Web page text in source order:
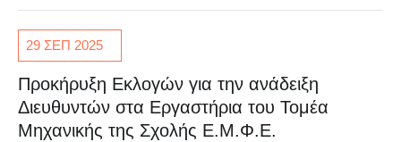
29 ΣΕΠ 2025
Προκήρυξη Εκλογών για την ανάδειξη
Διευθυντών στα Εργαστήρια του Τομέα
Μηχανικής της Σχολής Ε.Μ.Φ.Ε.